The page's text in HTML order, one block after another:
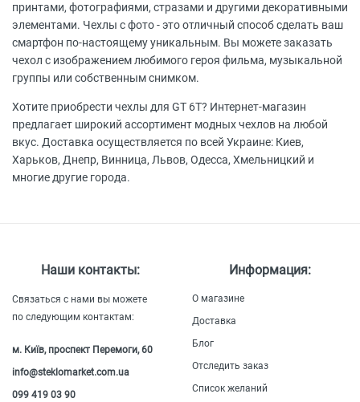
принтами, фотографиями, стразами и другими декоративными
элементами. Чехлы с фото - это отличный способ сделать ваш
смартфон по-настоящему уникальным. Вы можете заказать
чехол с изображением любимого героя фильма, музыкальной
группы или собственным снимком.
Хотите приобрести чехлы для GT 6T? Интернет-магазин
предлагает широкий ассортимент модных чехлов на любой
вкус. Доставка осуществляется по всей Украине: Киев,
Харьков, Днепр, Винница, Львов, Одесса, Хмельницкий и
многие другие города.
Наши контакты:
Связаться с нами вы можете
по следующим контактам:
м. Київ, проспект Перемоги, 60
info@steklomarket.com.ua
099 419 03 90
Информация:
О магазине
Доставка
Блог
Отследить заказ
Список желаний